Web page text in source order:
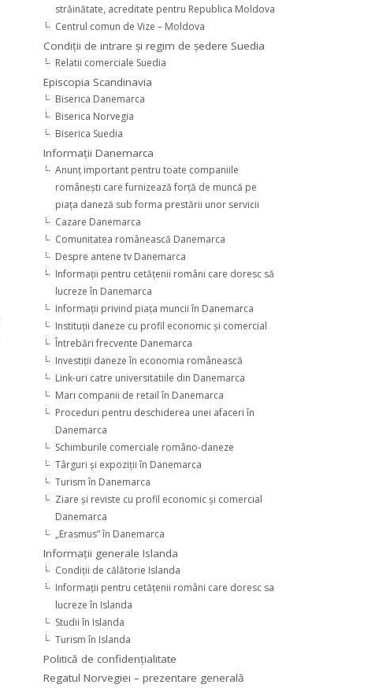
străinătate, acreditate pentru Republica Moldova
Centrul comun de Vize – Moldova
Condiţii de intrare şi regim de şedere Suedia
Relatii comerciale Suedia
Episcopia Scandinavia
Biserica Danemarca
Biserica Norvegia
Biserica Suedia
Informaţii Danemarca
Anunţ important pentru toate companiile
româneşti care furnizează forţă de muncă pe
piaţa daneză sub forma prestării unor servicii
Cazare Danemarca
Comunitatea românească Danemarca
Despre antene tv Danemarca
Informaţii pentru cetăţenii români care doresc să
lucreze în Danemarca
Informaţii privind piaţa muncii în Danemarca
Instituţii daneze cu profil economic şi comercial
Întrebări frecvente Danemarca
Investiţii daneze în economia românească
Link-uri catre universitatiile din Danemarca
Mari companii de retail în Danemarca
Proceduri pentru deschiderea unei afaceri în
Danemarca
Schimburile comerciale româno-daneze
Târguri şi expoziţii în Danemarca
Turism în Danemarca
Ziare şi reviste cu profil economic şi comercial
Danemarca
„Erasmus” în Danemarca
Informaţii generale Islanda
Condiţii de călătorie Islanda
Informaţii pentru cetăţenii români care doresc sa
lucreze în Islanda
Studii în Islanda
Turism în Islanda
Politică de confidențialitate
Regatul Norvegiei – prezentare generală